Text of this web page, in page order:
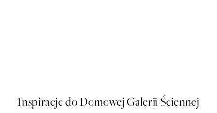
Inspiracje do Domowej Galerii Ściennej